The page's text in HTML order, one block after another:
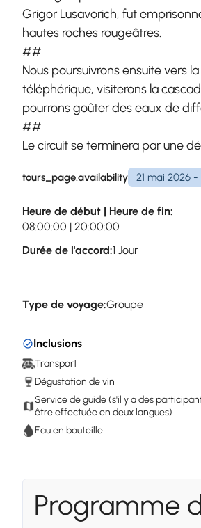
Grigor Lusavorich, fut
hautes roches rougeâtres.
##
Nous poursuivrons ensuite vers
téléphérique, visiterons la
pourrons goûter des eaux de
##
Le circuit se terminera par une
tours_page.availability 21 mai 2026
Heure de début | Heure de fin:
08:00:00 | 20:00:00
Durée de l'accord:1 Jour
Type de voyage:Groupe
Inclusions
Transport
Dégustation de vin
Service de guide (s'il y a des
être effectuée en deux langues)
Eau en bouteille
Programme